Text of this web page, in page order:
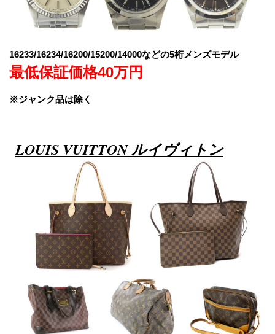
16233/16234/16200/15200/14000などの5桁メンズモデル
最低保証価格40万円
※ジャンク品は除く
LOUIS VUITTON ルイヴィトン